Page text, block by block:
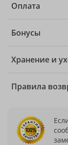
Оплата
Бонусы
Хранение и
Правила